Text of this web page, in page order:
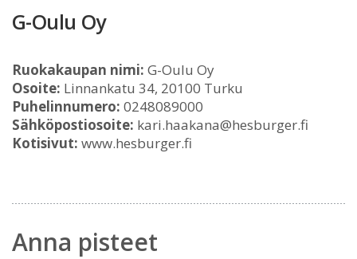
G-Oulu Oy
Ruokakaupan nimi: G-Oulu Oy
Osoite: Linnankatu 34, 20100 Turku
Puhelinnumero: 0248089000
Sähköpostiosoite: kari.haakana@hesburger.fi
Kotisivut: www.hesburger.fi
Anna pisteet